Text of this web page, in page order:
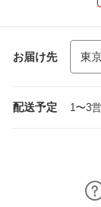
お届け先
配送予定 1〜3